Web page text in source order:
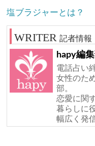
塩ブラジャーとは？
記者情報
hapy編
電話占い
女性のた
部。
恋愛に関
暮らしに
幅広く発